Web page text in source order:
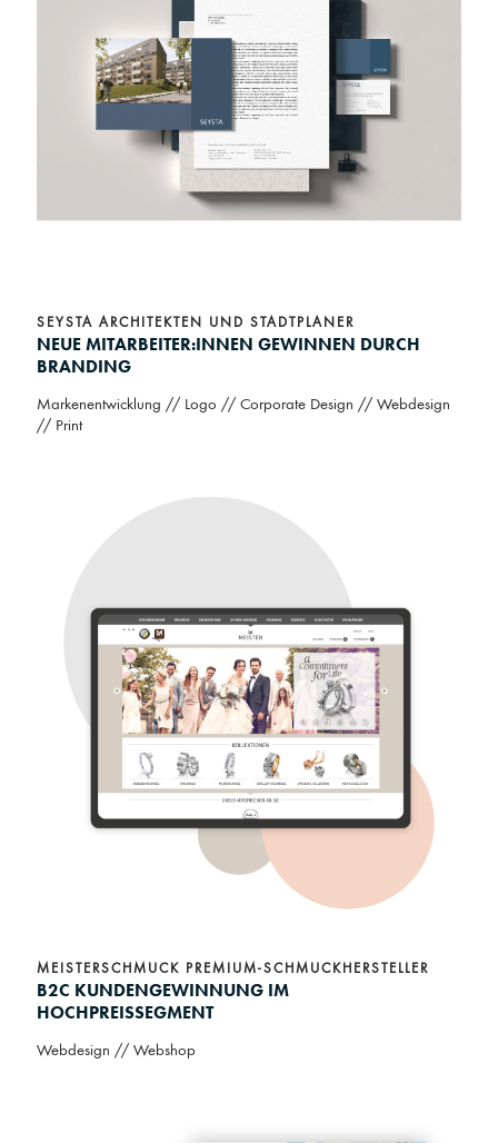
SEYSTA ARCHITEKTEN UND STADTPLANER
NEUE MITARBEITER:INNEN GEWINNEN DURCH
BRANDING
Markenentwicklung // Logo // Corporate Design // Webdesign
// Print
MEISTERSCHMUCK PREMIUM-SCHMUCKHERSTELLER
B2C KUNDENGEWINNUNG IM
HOCHPREISSEGMENT
Webdesign // Webshop